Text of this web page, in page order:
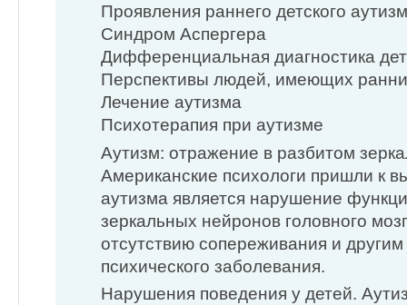
Проявления раннего детского
Синдром Аспергера
Дифференциальная диагностика
Перспективы людей, имеющих
Лечение аутизма
Психотерапия при аутизме
Аутизм: отражение в разбитом
Американские психологи пришли к
аутизма является нарушение
зеркальных нейронов головного
отсутствию сопереживания и другим
психического заболевания.
Нарушения поведения у детей.